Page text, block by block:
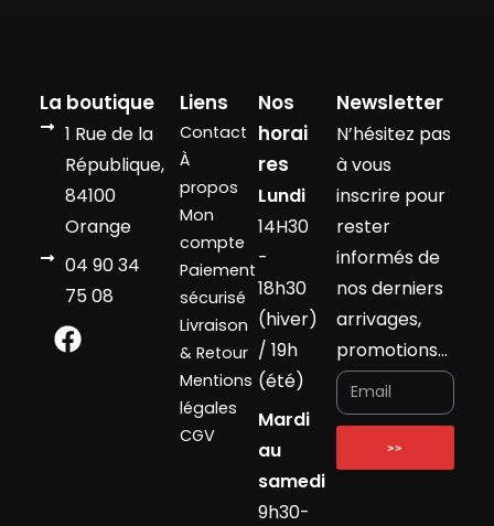
La boutique
1 Rue de la
République,
84100
Orange
04 90 34
75 08
Liens
Contact
À
propos
Mon
compte
Paiement
sécurisé
Livraison
& Retour
Mentions
légales
CGV
Nos
horai
res
Lundi
14H30
-
18h30
(hiver)
/ 19h
(été)
Mardi
au
samedi
9h30-
Newsletter
N’hésitez pas
à vous
inscrire pour
rester
informés de
nos derniers
arrivages,
promotions…
>>